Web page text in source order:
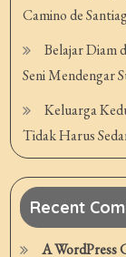
Camino de
Belajar Diam
Seni Mendengar
Keluarga
Tidak Harus
Recent
A WordPress